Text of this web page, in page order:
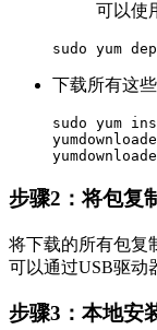
可以使
sudo
下载所有这
sudo yum
步骤2：将包复
将下载的所有包复
可以通过USB驱动
步骤3：本地安